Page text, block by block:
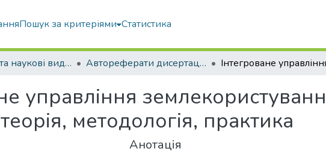
Пошук за критеріями Статистика
Навчальні та наукові видання Автореферати дисертацій та дисертації
управління
методологія, практика
Анотація